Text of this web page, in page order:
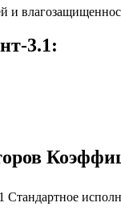
и
3.1:
Стандартное